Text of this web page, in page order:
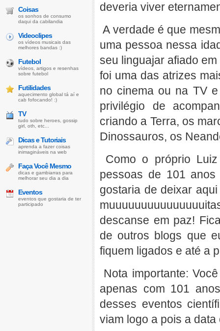
deveria viver
A verdade é que
uma pessoa nessa
seu linguajar afiado
foi uma das atrizes
no cinema ou na TV
privilégio de
criando a Terra, os
Dinossauros, os
Como o próprio
pessoas de 101
gostaria de deixar
descanse em paz!
de outros blogs que
fiquem ligados e até a
Nota importante:
apenas com 101
desses eventos
viam logo a pois a
Coisas
os sonhos de consumo
daqui da cabilandia
Videoclipes
os vídeos musicais das
melhores bandas :)
Futebol
vídeos, artigos e resenhas
sobre futebol
Futilidades
aquecimento global tá aí e
cab fofocando! :)
TV
tudo sobre heroes, gossip
girl, oth, etc...
Dicas e Tutoriais
aprenda a fazer coisas
inimagináveis na web
Faça Você Mesmo
dicas e gambiarras para
melhorar seu dia a dia
Eventos
eventos que gostaria de ter
participado